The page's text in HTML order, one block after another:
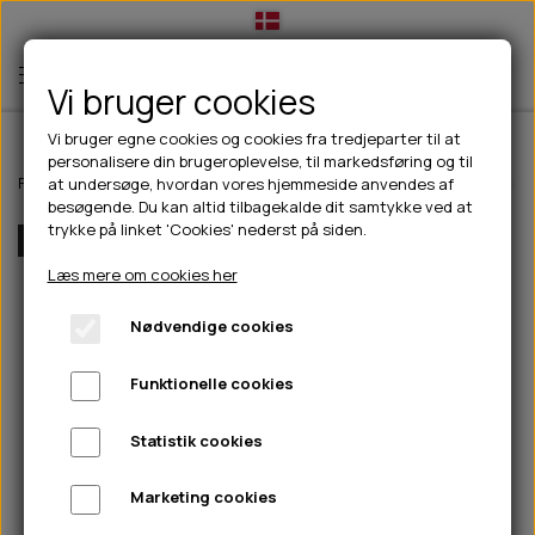
TIL HUND
💧FODER- VANDSKÅLE
CHICOPEE
GODBIDSTASKE
HALSBÅND
🦴 GODBIDDER & SNACKS
🍖 SMAGSVARIANTER
🎾 LEGETØJ
TÆNDER, ØRE, ØJE, POTER & NÆSE
🐾 UDSTYR & KOMFORT
TIL HUNDEEJER
DRIKKEFLASKER/TERMOFLASKER
HUER OG VANTER
PINEWOOD SALES
TIL KAT
TILBUD
NYHEDER
ABONNEMENT
Forside Til hunde Halsbånd, liner & seler Liner Dog Copenhagen
Flere Farver
Vi bruger cookies
Vi bruger egne cookies og cookies fra tredjeparter til at
personalisere din brugeroplevelse, til markedsføring og til
at undersøge, hvordan vores hjemmeside anvendes af
besøgende. Du kan altid tilbagekalde dit samtykke ved at
trykke på linket 'Cookies' nederst på siden.
Læs mere om cookies her
Nødvendige cookies
Funktionelle cookies
Statistik cookies
Marketing cookies